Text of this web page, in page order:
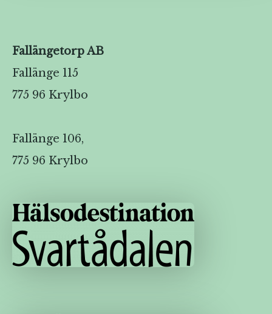
Fallängetorp AB
Fallänge 115
775 96 Krylbo
Fallänge 106,
775 96 Krylbo